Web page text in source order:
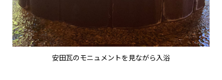
安田瓦のモニュメントを見ながら入浴